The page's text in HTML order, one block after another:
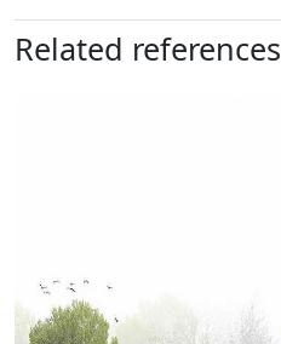
Related references